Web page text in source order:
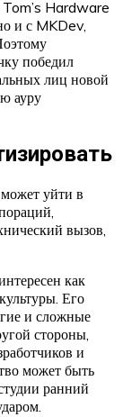
Tom’s Hardware
и с MKDev,
победил
лиц новой
ауру
уйти в
вызов,
как
Его
и сложные
стороны,
и
может быть
ранний